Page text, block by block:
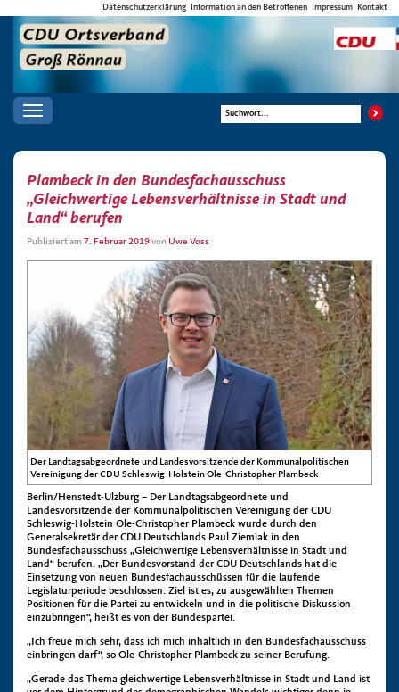
Datenschutzerklärung Information an den Betroffenen Impressum Kontakt
Toggle
navigation
Plambeck in den Bundesfachausschuss
„Gleichwertige Lebensverhältnisse in Stadt und
Land“ berufen
Publiziert am 7. Februar 2019von Uwe Voss
Der Landtagsabgeordnete und Landesvorsitzende der Kommunalpolitischen
Vereinigung der CDU Schleswig-Holstein Ole-Christopher Plambeck
Berlin/Henstedt-Ulzburg – Der Landtagsabgeordnete und
Landesvorsitzende der Kommunalpolitischen Vereinigung der CDU
Schleswig-Holstein Ole-Christopher Plambeck wurde durch den
Generalsekretär der CDU Deutschlands Paul Ziemiak in den
Bundesfachausschuss „Gleichwertige Lebensverhältnisse in Stadt und
Land“ berufen. „Der Bundesvorstand der CDU Deutschlands hat die
Einsetzung von neuen Bundesfachausschüssen für die laufende
Legislaturperiode beschlossen. Ziel ist es, zu ausgewählten Themen
Positionen für die Partei zu entwickeln und in die politische Diskussion
einzubringen“, heißt es von der Bundespartei.
„Ich freue mich sehr, dass ich mich inhaltlich in den Bundesfachausschuss
einbringen darf“, so Ole-Christopher Plambeck zu seiner Berufung.
„Gerade das Thema gleichwertige Lebensverhältnisse in Stadt und Land ist